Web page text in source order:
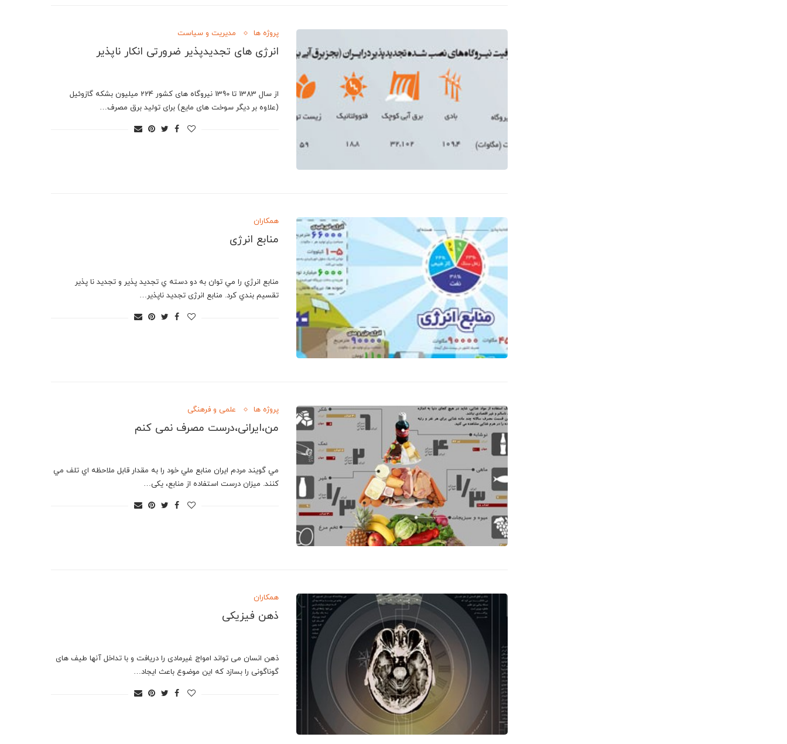
پروژه ها مدیریت و سیاست
انرژی های تجدیدپذیر ضرورتی انکار ناپذیر
از سال 1383 تا 1390 نیروگاه های کشور 224 میلیون بشکه گازوئیل
(علاوه بر دیگر سوخت های مایع) برای تولید برق مصرف…
همکاران
منابع انرژی
منابع انرژي را مي توان به دو دسته ي تجديد پذير و تجديد نا پذير
تقسيم بندي كرد. منابع انرژی تجدید ناپذیر…
پروژه ها علمی و فرهنگی
من،ایرانی،درست مصرف نمی کنم
مي گویند مردم ایران منابع ملي خود را به مقدار قابل ملاحظه اي تلف مي
‌كنند. میزان درست استفاده از منابع، یکی…
همکاران
ذهن فیزیکی
ذهن انسان می تواند امواج غیرمادی را دریافت و با تداخل آنها طیف های
گوناگونی را بسازد که این موضوع باعث ایجاد…